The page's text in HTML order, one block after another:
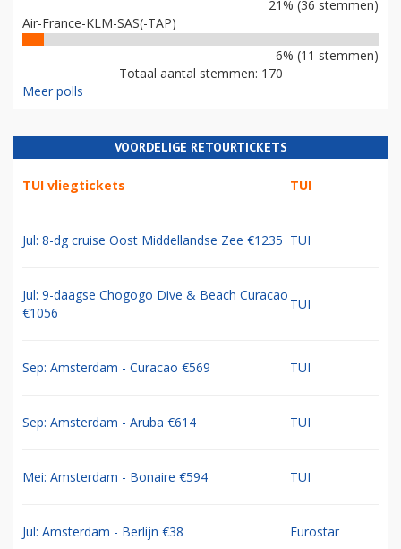
21% (36 stemmen)
Air-France-KLM-SAS(-TAP)
6% (11 stemmen)
Totaal aantal stemmen: 170
Meer polls
VOORDELIGE RETOURTICKETS
TUI vliegtickets TUI
Jul: 8-dg cruise Oost Middellandse Zee €1235 TUI
Jul: 9-daagse Chogogo Dive & Beach Curacao
€1056
TUI
Sep: Amsterdam - Curacao €569 TUI
Sep: Amsterdam - Aruba €614 TUI
Mei: Amsterdam - Bonaire €594 TUI
Jul: Amsterdam - Berlijn €38 Eurostar